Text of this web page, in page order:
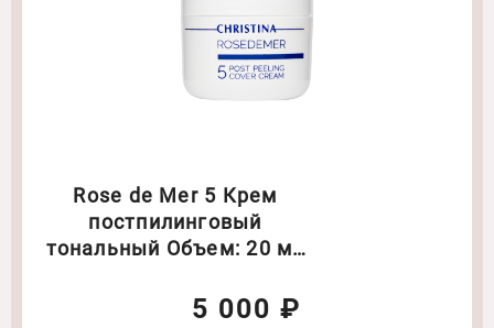
Rose de Mer 5 Крем
постпилинговый
тональный Объем: 20 мл
5 000 ₽